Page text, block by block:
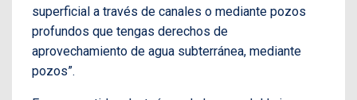
superficial a través de canales o mediante pozos
profundos que tengas derechos de
aprovechamiento de agua subterránea, mediante
pozos”.